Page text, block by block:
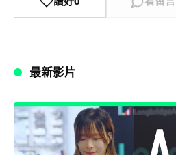
最新影片